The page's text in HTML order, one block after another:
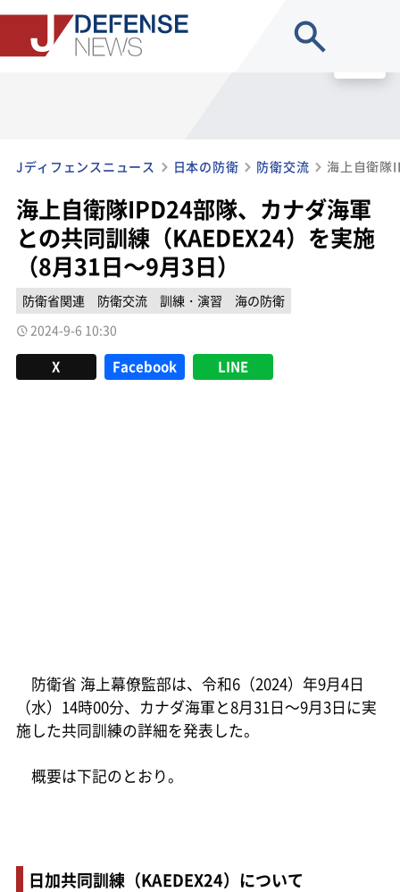
Jディフェンスニュース 日本の防衛 防衛交流
海上自衛隊IPD24部隊、カナダ海軍
との共同訓練（KAEDEX24）を実施
（8月31日～9月3日）
防衛省関連 防衛交流 訓練・演習
海の防衛
2024-9-6 10:30
X Facebook LINE
防衛省 海上幕僚監部は、令和6（2024）年9月4日
（水）14時00分、カナダ海軍と8月31日～9月3日に実
施した共同訓練の詳細を発表した。
概要は下記のとおり。
日加共同訓練（KAEDEX24）について